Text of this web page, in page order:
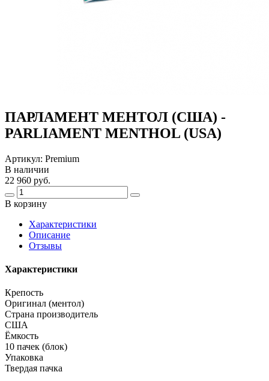
ПАРЛАМЕНТ МЕНТОЛ (США) -
PARLIAMENT MENTHOL (USA)
Артикул: Premium
В наличии
22 960 руб.
В корзину
Харaктеристики
Описание
Отзывы
Характеристики
Крепость
Оригинал (ментол)
Страна производитель
США
Ёмкость
10 пачек (блок)
Упаковка
Твердая пачка